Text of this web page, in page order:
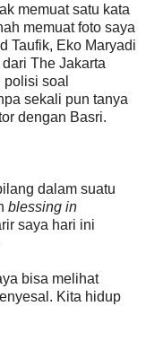
memuat satu kata
memuat foto saya
Taufik, Eko Maryadi
The Jakarta
soal
sekali pun tanya
dengan Basri.
dalam suatu
blessing in
saya hari ini
bisa melihat
Kita hidup